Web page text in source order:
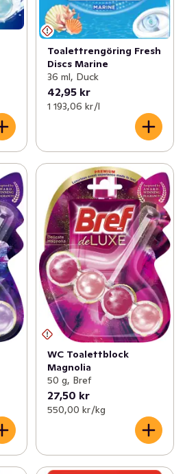
Toalettrengöring Fresh
Discs Marine
36 ml, Duck
42,95 kr
1 193,06 kr /l
WC Toalettblock
Magnolia
50 g, Bref
27,50 kr
550,00 kr /kg